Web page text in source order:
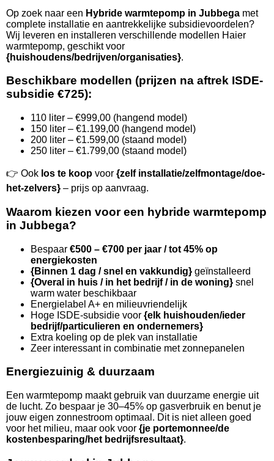
Op zoek naar een Hybride warmtepomp in Jubbega met
complete installatie en aantrekkelijke subsidievoordelen?
Wij leveren en installeren verschillende modellen Haier
warmtepomp, geschikt voor
{huishoudens/bedrijven/organisaties}.
Beschikbare modellen (prijzen na aftrek ISDE-
subsidie €725):
110 liter – €999,00 (hangend model)
150 liter – €1.199,00 (hangend model)
200 liter – €1.599,00 (staand model)
250 liter – €1.799,00 (staand model)
👉 Ook los te koop voor {zelf installatie/zelfmontage/doe-
het-zelvers} – prijs op aanvraag.
Waarom kiezen voor een hybride warmtepomp
in Jubbega?
Bespaar €500 – €700 per jaar / tot 45% op
energiekosten
{Binnen 1 dag / snel en vakkundig} geïnstalleerd
{Overal in huis / in het bedrijf / in de woning} snel
warm water beschikbaar
Energielabel A+ en milieuvriendelijk
Hoge ISDE-subsidie voor {elk huishouden/ieder
bedrijf/particulieren en ondernemers}
Extra koeling op de plek van installatie
Zeer interessant in combinatie met zonnepanelen
Energiezuinig & duurzaam
Een warmtepomp maakt gebruik van duurzame energie uit
de lucht. Zo bespaar je 30–45% op gasverbruik en benut je
jouw eigen zonnestroom optimaal. Dit is niet alleen goed
voor het milieu, maar ook voor {je portemonnee/de
kostenbesparing/het bedrijfsresultaat}.